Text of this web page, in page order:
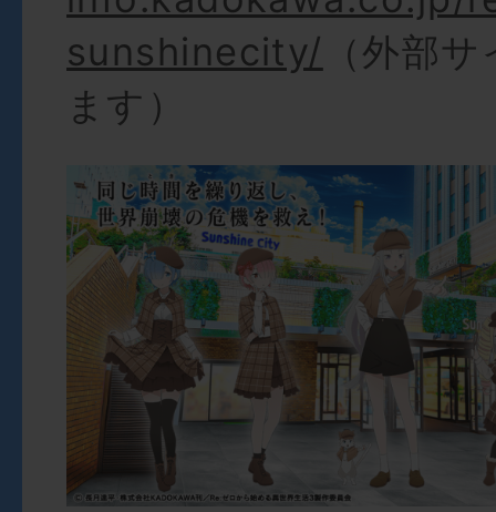
sunshinecity/ （外部
ます）